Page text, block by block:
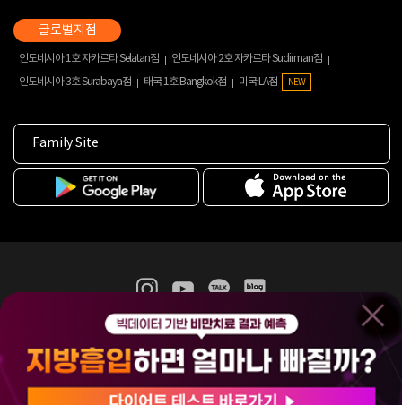
인도네시아 1호 자카르타 Selatan점
인도네시아 2호 자카르타 Sudirman점
인도네시아 3호 Surabaya점
태국 1호 Bangkok점 미국 LA점 NEW
Family Site
365mc 병·의원 이용약관
홈페이지 이용약관
비급여진료수가
(주)365mcㅣ서울특별시 서초구 서초대로52길 7, 3~4층(서초동, 제일빌딩)
120-87-04354ㅣ김남철